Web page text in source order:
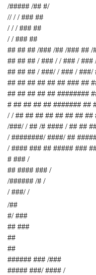
/##### /## #/
// / / ### ##
/ / / ### ##
/ / ### ##
## ## ## /### /## /### ## /
## ## ## / ### / / ### /
## ## ## / ###/ / ### / ###/
## ## ## ## ## ## ### ##
## ## ## ## ## ########
# ## ## ## ## ####### ##
/ / ## ## ## ## ## ## ## ##
/###/ / ## /# #### / ## ##
/ ########/ ####/ ##
/ #### ### ## ##### ###
# ### /
## #### ### /
/###### /# /
/ ###/ /
/##
#/ ###
## ###
##
##
###### ### /###
##### ###/ #### /